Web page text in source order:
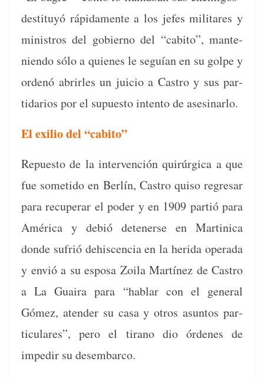
des­ti­tuyó ráp­i­da­mente a los jefes mil­itares y
min­istros del gob­ier­no del “cabito”, man­te­
nien­do sólo a quienes le seguían en su golpe y
ordenó abrir­les un juicio a Cas­tro y sus par­
tidar­ios por el supuesto inten­to de asesinarlo.
El exilio del “cabito”
Repuesto de la inter­ven­ción quirúr­gi­ca a que
fue someti­do en Berlín, Cas­tro quiso regre­sar
para recu­per­ar el poder y en 1909 par­tió para
Améri­ca y debió deten­erse en Mar­tini­ca
donde sufrió dehis­cen­cia en la heri­da oper­a­da
y envió a su esposa Zoila Martínez de Cas­tro
a La Guaira para “hablar con el gen­er­al
Gómez, aten­der su casa y otros asun­tos par­
tic­u­lares”, pero el tira­no dio órdenes de
impedir su desembarco.